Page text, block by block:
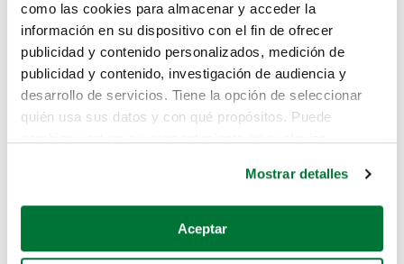
como las cookies para almacenar y acceder la
información en su dispositivo con el fin de ofrecer
publicidad y contenido personalizados, medición de
publicidad y contenido, investigación de audiencia y
desarrollo de servicios. Tiene la opción de seleccionar
quién usa sus datos y con qué propósitos. Puede
Si lo permite, también quisiéramos:
Recopilar información sobre su ubicación geográfica
Mostrar detalles
Aceptar
Lo sentimos, no sabemos como
te hemos traido hasta aquí.
Pero puedes encontrar el coche que estás
buscando en alguno de estos enlaces:
Coches de segunda mano
Coches de km0